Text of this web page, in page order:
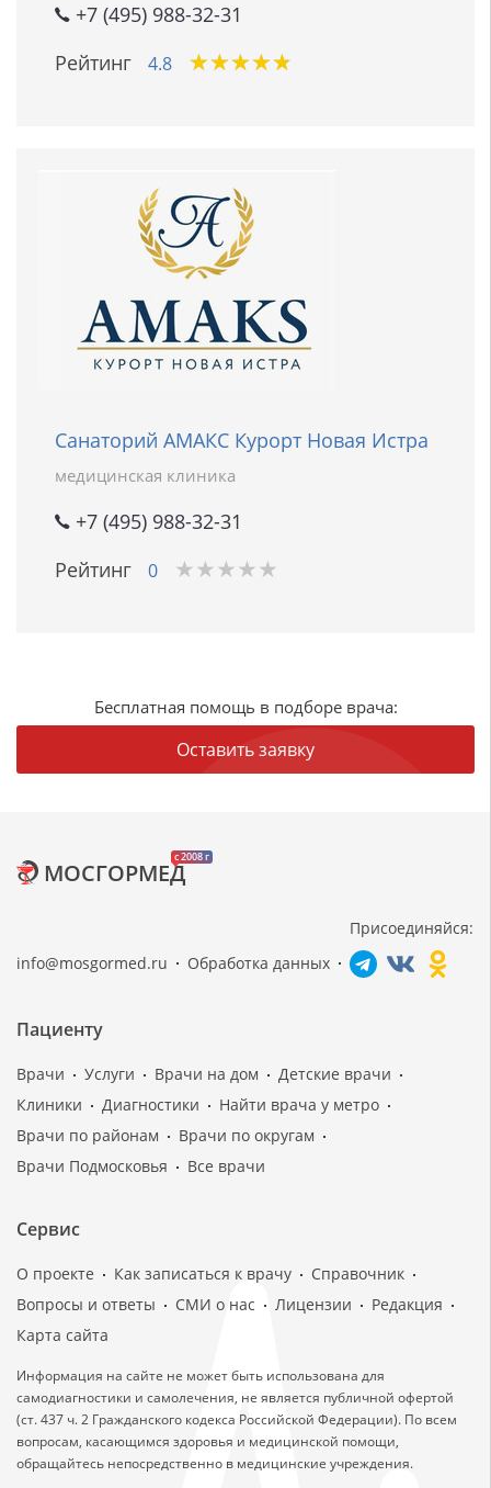
+7 (495) 988-32-31
Рейтинг
4.8 ★★★★★
★★★★★
Санаторий АМАКС Курорт Новая Истра
медицинская клиника
+7 (495) 988-32-31
Рейтинг
0 ★ ★ ★ ★ ★
★ ★ ★ ★ ★
Бесплатная помощь в подборе врача:
Оставить заявку
c 2008 г
МОСГОРМЕД
info@mosgormed.ru Обработка данных
Присоединяйся:
Пациенту
Врачи Услуги Врачи на дом
Детские врачи
Клиники
Диагностики
Найти врача у метро
Врачи по районам
Врачи по округам
Врачи Подмосковья
Все врачи
Сервис
О проекте Как записаться к врачу
Справочник
Вопросы и ответы
СМИ о нас Лицензии
Редакция
Карта сайта
Информация на сайте не может быть использована для
самодиагностики и самолечения, не является публичной офертой
(ст. 437 ч. 2 Гражданского кодекса Российской Федерации). По всем
вопросам, касающимся здоровья и медицинской помощи,
обращайтесь непосредственно в медицинские учреждения.